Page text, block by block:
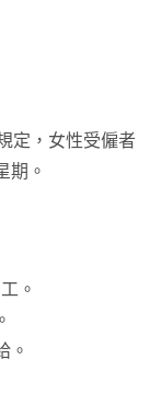
定，女性受僱者
期。
。
。